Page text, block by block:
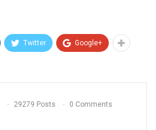
Twitter Google+
29279 Posts 0 Comments